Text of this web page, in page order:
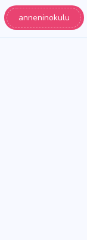
anneninokulu